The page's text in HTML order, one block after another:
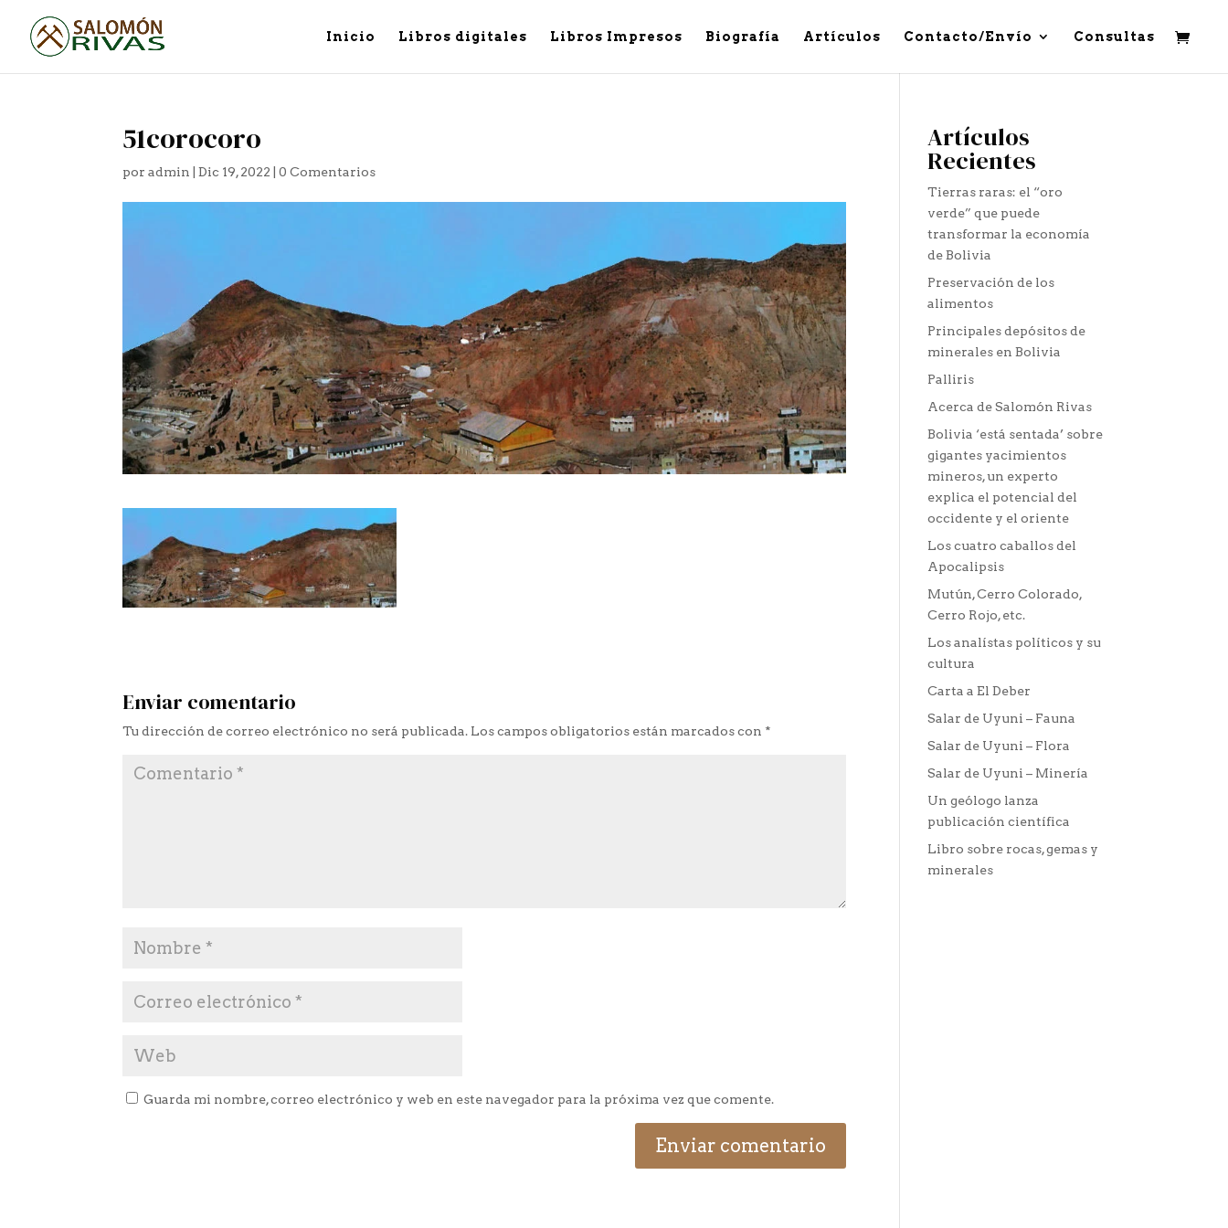
Inicio Libros digitales Libros Impresos Biografía Artículos Contacto/Envío Consultas
51corocoro
poradmin |Dic 19, 2022 |0 Comentarios
Enviar comentario
Tu dirección de correo electrónico no será publicada. Los campos obligatorios están marcados con *
Guarda mi nombre, correo electrónico y web en este navegador para la próxima vez que comente.
Artículos
Recientes
Tierras raras: el “oro
verde” que puede
transformar la economía
de Bolivia
Preservación de los
alimentos
Principales depósitos de
minerales en Bolivia
Palliris
Acerca de Salomón Rivas
Bolivia ‘está sentada’ sobre
gigantes yacimientos
mineros, un experto
explica el potencial del
occidente y el oriente
Los cuatro caballos del
Apocalipsis
Mutún, Cerro Colorado,
Cerro Rojo, etc.
Los analístas políticos y su
cultura
Carta a El Deber
Salar de Uyuni – Fauna
Salar de Uyuni – Flora
Salar de Uyuni – Minería
Un geólogo lanza
publicación científica
Libro sobre rocas, gemas y
minerales